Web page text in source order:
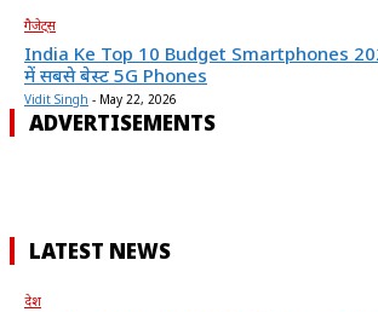
गैजेट्स
India Ke Top 10 Budget Smartphones
में सबसे बेस्ट 5G Phones
Vidit Singh - May 22, 2026
ADVERTISEMENTS
LATEST NEWS
देश